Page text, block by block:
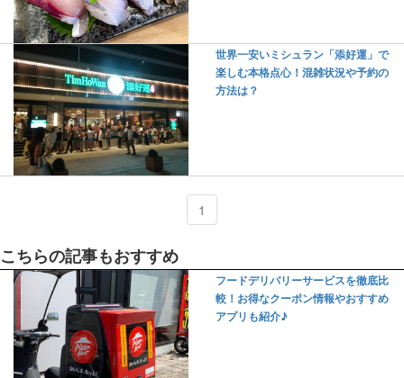
世界一安いミシュラン「添好運」で
楽しむ本格点心！混雑状況や予約の
方法は？
1
こちらの記事もおすすめ
フードデリバリーサービスを徹底比
較！お得なクーポン情報やおすすめ
アプリも紹介♪